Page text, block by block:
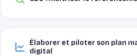
Élaborer et piloter son plan
digital